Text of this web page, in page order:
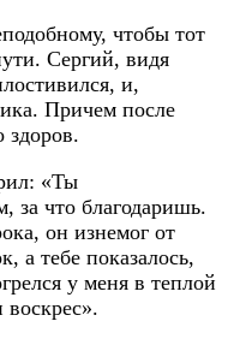
чтобы тот
Сергий, видя
и,
Причем после
здоров.
«Ты
за что благодаришь.
он изнемог от
а тебе показалось,
у меня в теплой
воскрес».